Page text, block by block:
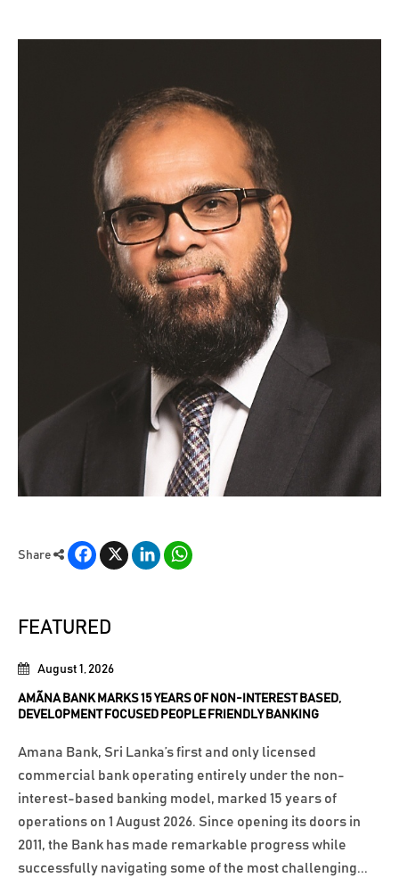
Share
Facebook
X LinkedIn
FEATURED
August 1, 2026
AMÃNA BANK MARKS 15 YEARS OF NON-INTEREST BASED,
DEVELOPMENT FOCUSED PEOPLE FRIENDLY BANKING
Amana Bank, Sri Lanka’s first and only licensed
commercial bank operating entirely under the non-
interest-based banking model, marked 15 years of
operations on 1 August 2026. Since opening its doors in
2011, the Bank has made remarkable progress while
successfully navigating some of the most challenging...